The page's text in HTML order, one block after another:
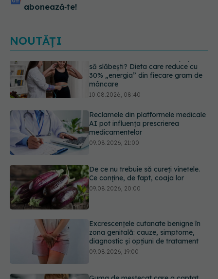
abonează‑te!
NOUTĂȚI
Reclamele din platformele medicale
AI pot influența prescrierea
medicamentelor
De ce nu trebuie să cureți vinetele.
Excrescențele cutanate benigne în
zona genitală: cauze, simptome,
Guma de mestecat care a captat
93% din HPV. Rezultatele
promițătoare vin însă doar din
09.08.2026, 18:00